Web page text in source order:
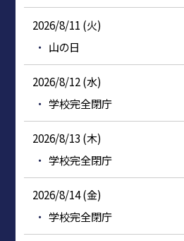
2026/8/11 (火)
山の日
2026/8/12 (水)
学校完全閉庁
2026/8/13 (木)
学校完全閉庁
2026/8/14 (金)
学校完全閉庁